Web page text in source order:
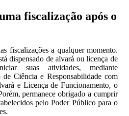
fiscalização após o
fiscalizações a qualquer momento.
dispensado de alvará ou licença de
suas atividades, mediante
Ciência e Responsabilidade com
e Licença de Funcionamento, o
permanece obrigado a cumprir
pelo Poder Público para o